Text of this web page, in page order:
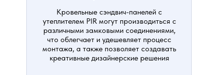
Кровельные сэндвич-панелей с
утеплителем PIR могут производиться с
различными замковыми соединениями,
что облегчает и удешевляет процесс
монтажа, а также позволяет создавать
креативные дизайнерские решения